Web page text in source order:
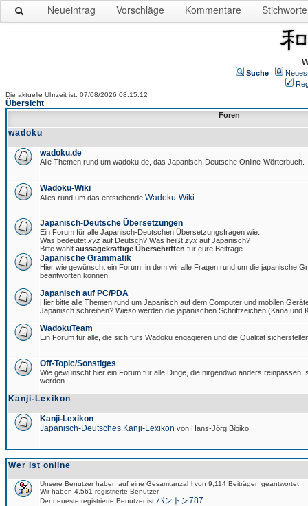
Neueintrag Vorschläge Kommentare Stichworte
Suche
Die aktuelle Uhrzeit ist: 07/08/2026 08:15:12
Übersicht
Foren
wadoku
wadoku.de
Alle Themen rund um wadoku.de, das Japanisch-Deutsche Online-Wörterbuch.
Wadoku-Wiki
Alles rund um das entstehende Wadoku-Wiki
Japanisch-Deutsche Übersetzungen
Ein Forum für alle Japanisch-Deutschen Übersetzungsfragen wie:
Was bedeutet xyz auf Deutsch? Was heißt zyx auf Japanisch?
Bitte wählt aussagekräftige Überschriften für eure Beiträge.
Japanische Grammatik
Hier wie gewünscht ein Forum, in dem wir alle Fragen rund um die japanische
beantworten können.
Japanisch auf PC/PDA
Hier bitte alle Themen rund um Japanisch auf dem Computer und mobilen
Japanisch schreiben? Wieso werden die japanischen Schriftzeichen (Kana und
WadokuTeam
Ein Forum für alle, die sich fürs Wadoku engagieren und die Qualität
Off-Topic/Sonstiges
Wie gewünscht hier ein Forum für alle Dinge, die nirgendwo anders reinpassen,
werden.
Kanji-Lexikon
Kanji-Lexikon
Japanisch-Deutsches Kanji-Lexikon von Hans-Jörg Bibiko
Wer ist online
Unsere Benutzer haben auf eine Gesamtanzahl von 9,114 Beiträgen geantwortet
Wir haben 4,561 registrierte Benutzer
Der neueste registrierte Benutzer ist パントン787